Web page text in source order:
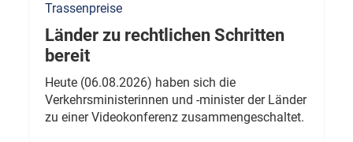
Trassenpreise
Länder zu rechtlichen Schritten
bereit
Heute (06.08.2026) haben sich die
Verkehrsministerinnen und -minister der Länder
zu einer Videokonferenz zusammengeschaltet.